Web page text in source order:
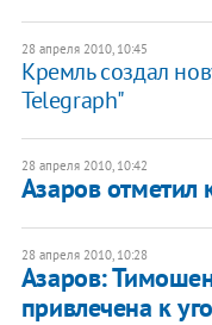
28 апреля 2010, 10:45
Кремль создал
Telegraph"
28 апреля 2010, 10:42
Азаров отметил
28 апреля 2010, 10:28
Азаров:
привлечена к